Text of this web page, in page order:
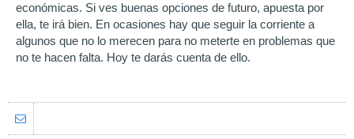
económicas. Si ves buenas opciones de futuro, apuesta por
ella, te irá bien. En ocasiones hay que seguir la corriente a
algunos que no lo merecen para no meterte en problemas que
no te hacen falta. Hoy te darás cuenta de ello.